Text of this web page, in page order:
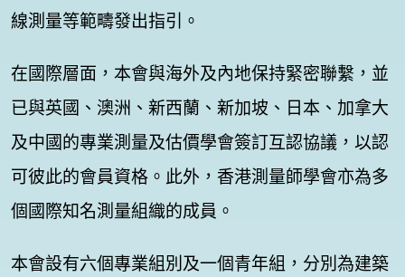
線測量等範疇發出指引。
在國際層面，本會與海外及內地保持緊密聯繫，並
已與英國、澳洲、新西蘭、新加坡、日本、加拿大
及中國的專業測量及估價學會簽訂互認協議，以認
可彼此的會員資格。此外，香港測量師學會亦為多
個國際知名測量組織的成員。
本會設有六個專業組別及一個青年組，分別為建築